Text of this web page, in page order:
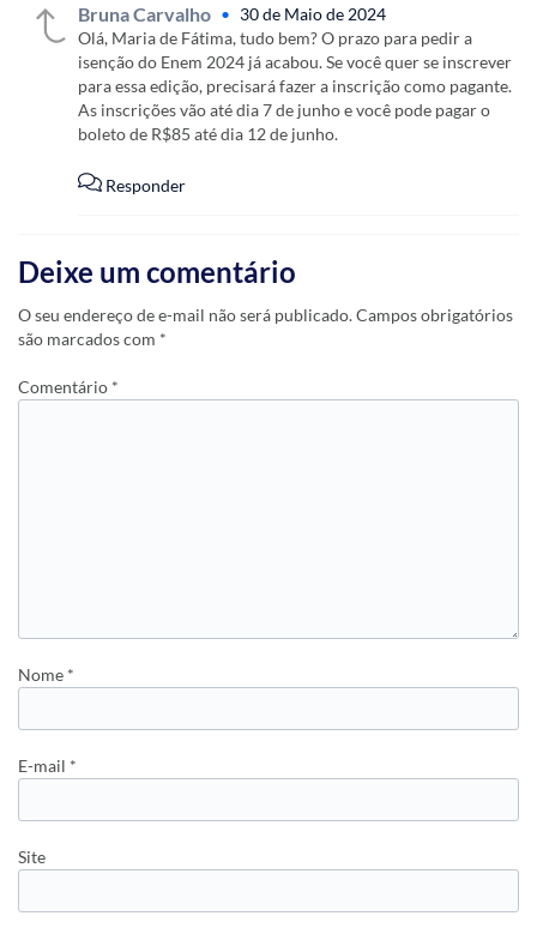
Bruna Carvalho • 30 de Maio de 2024
Olá, Maria de Fátima, tudo bem? O prazo para pedir a
isenção do Enem 2024 já acabou. Se você quer se inscrever
para essa edição, precisará fazer a inscrição como pagante.
As inscrições vão até dia 7 de junho e você pode pagar o
boleto de R$85 até dia 12 de junho.
Responder
Deixe um comentário
O seu endereço de e-mail não será publicado.Campos obrigatórios
são marcados com *
Comentário *
Nome *
E-mail *
Site